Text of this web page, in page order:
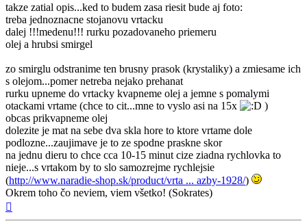
takze zatial opis...ked to budem zasa riesit bude aj foto:
treba jednoznacne stojanovu vrtacku
dalej !!!medenu!!! rurku pozadovaneho priemeru
olej a hrubsi smirgel
zo smirglu odstranime ten brusny prasok (krystaliky) a zmiesame ich
s olejom...pomer netreba nejako prehanat
rurku upneme do vrtacky kvapneme olej a jemne s pomalymi
otackami vrtame (chce to cit...mne to vyslo asi na 15x
)
obcas prikvapneme olej
dolezite je mat na sebe dva skla hore to ktore vrtame dole
podlozne...zaujimave je to ze spodne praskne skor
na jednu dieru to chce cca 10-15 minut cize ziadna rychlovka to
nieje...s vrtakom by to slo samozrejme rychlejsie
(http://www.naradie-shop.sk/product/vrta ... azby-1928/)
Okrem toho čo neviem, viem všetko! (Sokrates)